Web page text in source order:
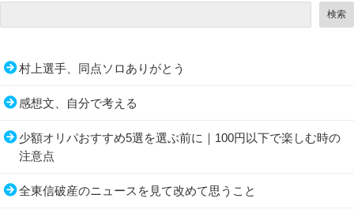
検索
村上選手、同点ソロありがとう
感想文、自分で考える
少額オリパおすすめ5選を選ぶ前に｜100円以下で楽しむ時の
注意点
全東信破産のニュースを見て改めて思うこと